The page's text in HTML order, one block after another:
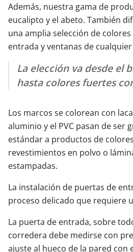
Además, nuestra gama de
eucalipto y el abeto. También
una amplia selección de
entrada y ventanas de
La elección va desde el
hasta colores fuertes
Los marcos se colorean con
aluminio y el PVC pasan de ser
estándar a productos de
revestimientos en polvo o
estampadas.
La instalación de puertas de
proceso delicado que requiere
La puerta de entrada, sobre
corredera debe medirse con
ajuste al hueco de la pared con